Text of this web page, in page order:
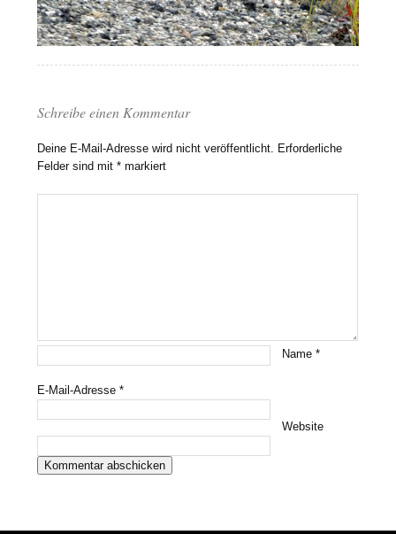
Schreibe einen Kommentar
Deine E-Mail-Adresse wird nicht veröffentlicht. Erforderliche
Felder sind mit* markiert
Name*
E-Mail-Adresse*
Website